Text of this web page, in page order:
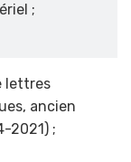
;
lettres
ancien
2021) ;